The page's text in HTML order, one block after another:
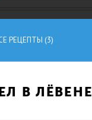
РЕЦЕПТЫ (3)
В ЛЁВЕНЕ